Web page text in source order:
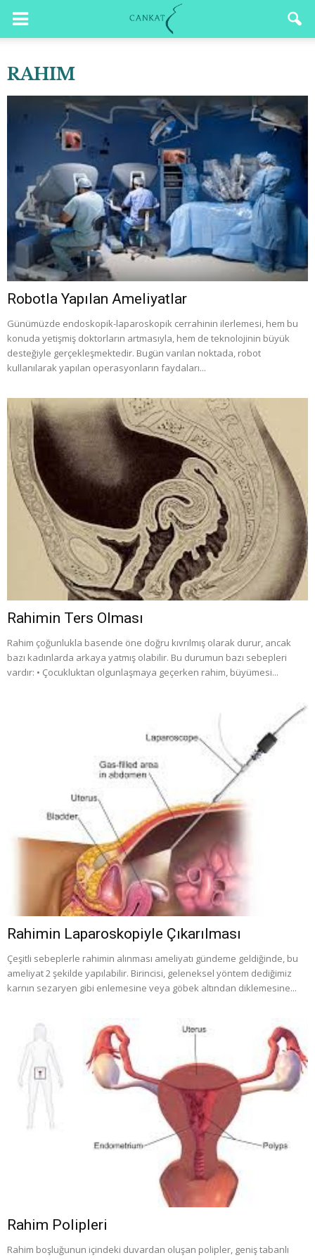
RAHIM
Robotla Yapılan Ameliyatlar
Günümüzde endoskopik-laparoskopik cerrahinin ilerlemesi, hem bu
konuda yetişmiş doktorların artmasıyla, hem de teknolojinin büyük
desteğiyle gerçekleşmektedir. Bugün varılan noktada, robot
kullanılarak yapılan operasyonların faydaları...
Rahimin Ters Olması
Rahim çoğunlukla basende öne doğru kıvrılmış olarak durur, ancak
bazı kadınlarda arkaya yatmış olabilir. Bu durumun bazı sebepleri
vardır: • Çocukluktan olgunlaşmaya geçerken rahim, büyümesi...
Rahimin Laparoskopiyle Çıkarılması
Çeşitli sebeplerle rahimin alınması ameliyatı gündeme geldiğinde, bu
ameliyat 2 şekilde yapılabilir. Birincisi, geleneksel yöntem dediğimiz
karnın sezaryen gibi enlemesine veya göbek altından diklemesine...
Rahim Polipleri
Rahim boşluğunun içindeki duvardan oluşan polipler, geniş tabanlı